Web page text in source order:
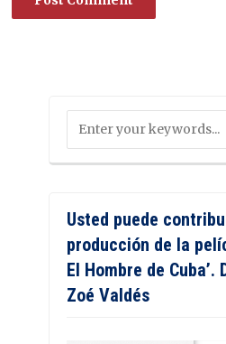
Usted puede
producción de la
El Hombre de Cuba’.
Zoé Valdés